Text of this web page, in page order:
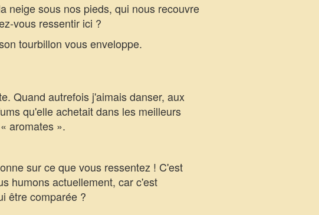
sous nos pieds, qui nous recouvre
vous ressentir ici ?
tourbillon vous enveloppe.
Quand autrefois j'aimais danser, aux
qu'elle achetait dans les meilleurs
aromates ».
sur ce que vous ressentez ! C'est
humons actuellement, car c'est
être comparée ?